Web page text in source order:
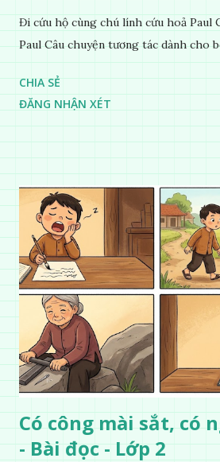
Đi cứu hộ cùng chú lính cứu hoả Paul
Paul Câu chuyện tương tác dành cho
CHIA SẺ
ĐĂNG NHẬN XÉT
Có công mài sắt, có
- Bài đọc - Lớp 2